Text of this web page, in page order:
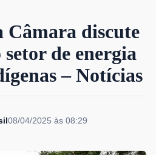
Câmara discute
de energia
– Notícias
08/04/2025 às 08:29